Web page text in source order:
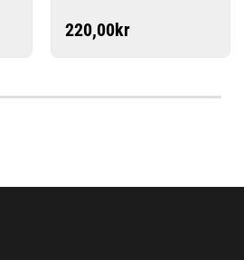
220,00kr